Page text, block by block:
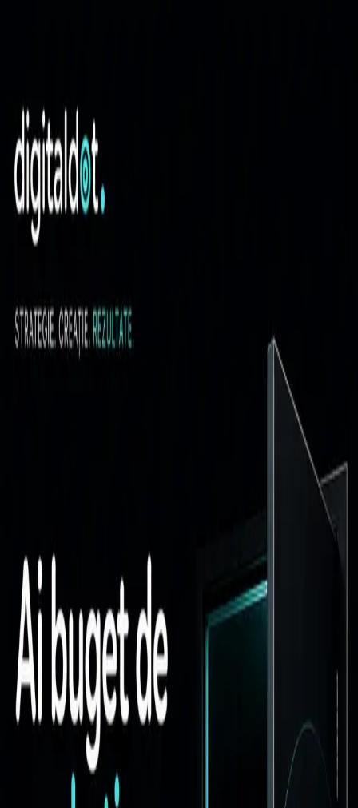
Digital Dot
Acasă
Servicii Studii de caz
Hai să povestim
Digital Dot
Subiect semantic
SEO
Articole conectate prin aceeași temă editorială, pentru o arhitectură
funcționeze ca un organism, nu ca o colecție de
Marketingul începe să funcționeze atunci când strategia, conținutul,
orientat spre creștere.
17 iunie 2026
10 min read
Strategie de Marketing
De ce multe companii investesc prea târziu în
marketing
Multe companii investesc în marketing abia când vânzările scad.
Află de ce marketingul trebuie construit înainte de criză, nu după ce
businessul începe să scârțâie.
•8 min read
Strategie de Marketing
Marketingul nu este loterie. Este infrastructură.